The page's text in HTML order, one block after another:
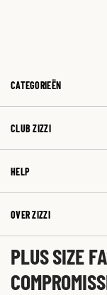
CATEGORIEËN
CLUB ZIZZI
HELP
OVER ZIZZI
PLUS SIZE